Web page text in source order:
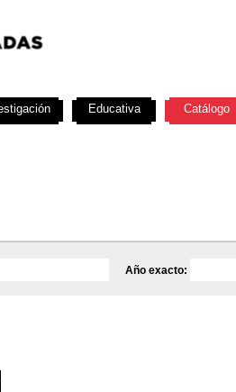
Año exacto:
Educativa Catálogo